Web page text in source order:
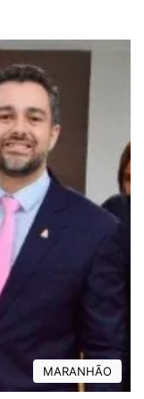
MARANHÃO